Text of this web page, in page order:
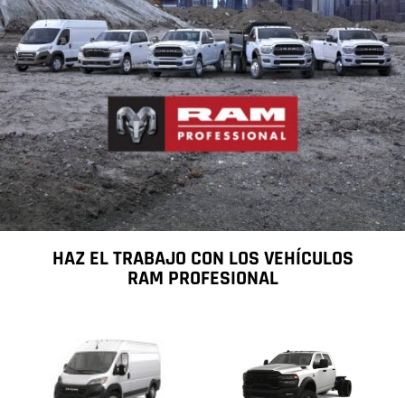
HAZ EL TRABAJO CON LOS VEHÍCULOS
RAM PROFESIONAL